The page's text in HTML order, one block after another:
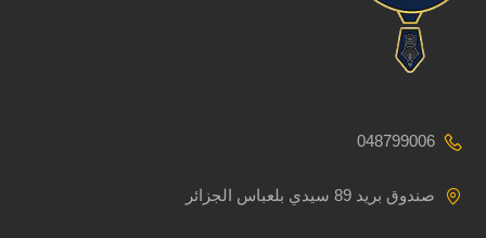
048799006
صندوق بريد 89 سيدي بلعباس الجزائر